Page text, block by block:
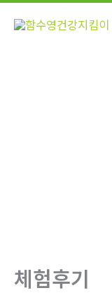
콘
체험후기